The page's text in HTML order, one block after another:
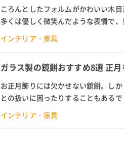
ころんとしたフォルムがかわいい木
多くは優しく微笑んだような表情で
が制作したおすすめの木目込み雛人形
インテリア・家具
ガラス製の鏡餅おすすめ8選 正
お正月飾りには欠かせない鏡餅。し
との扱いに困ったりすることもある
えるガラス製の鏡餅がおすすめです。
インテリア・家具